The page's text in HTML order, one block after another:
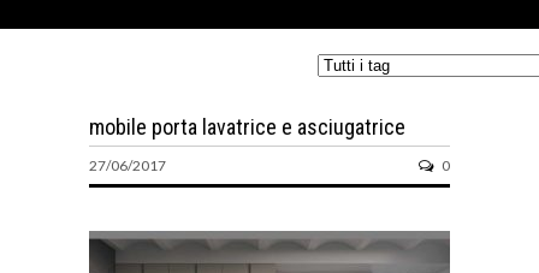
mobile porta lavatrice e asciugatrice
27/06/2017 0